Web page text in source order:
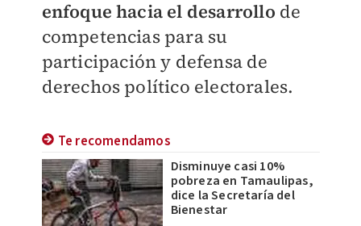
enfoque hacia el desarrollo de
competencias para su
participación y defensa de
derechos político electorales.
Te recomendamos
Disminuye casi 10%
pobreza en Tamaulipas,
dice la Secretaría del
Bienestar